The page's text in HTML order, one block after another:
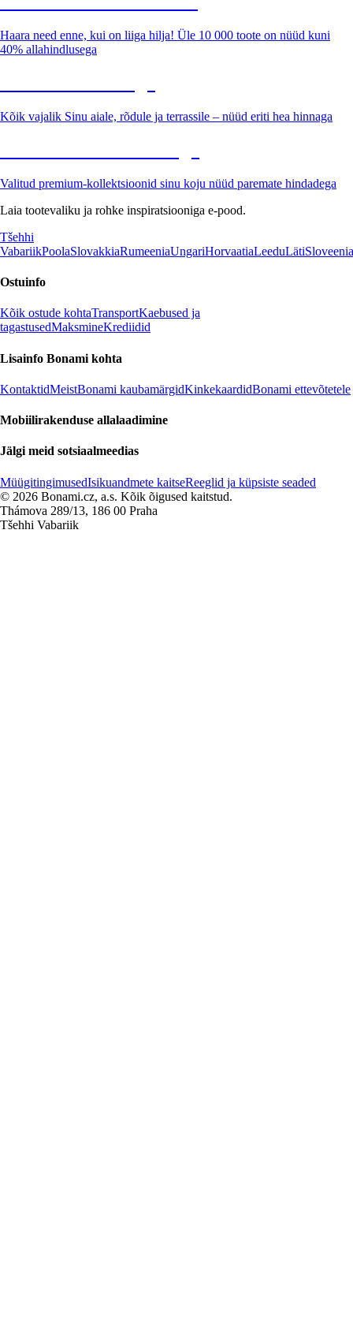
Haara need enne, kui on liiga hilja! Üle 10 000 toote on nüüd kuni
40% allahindlusega
Kõik vajalik Sinu aiale, rõdule ja terrassile – nüüd eriti hea hinnaga
Valitud premium-kollektsioonid sinu koju nüüd paremate hindadega
Laia tootevaliku ja rohke inspiratsiooniga e-pood.
Tšehhi
VabariikPoolaSlovakkiaRumeeniaUngariHorvaatiaLeeduLätiSloveenia
Ostuinfo
Kõik ostude kohtaTransportKaebused ja
tagastusedMaksmineKrediidid
Lisainfo Bonami kohta
KontaktidMeistBonami kaubamärgidKinkekaardidBonami ettevõtetele
Mobiilirakenduse allalaadimine
Jälgi meid sotsiaalmeedias
MüügitingimusedIsikuandmete kaitseReeglid ja küpsiste seaded
© 2026 Bonami.cz, a.s. Kõik õigused kaitstud.
Thámova 289/13, 186 00 Praha
Tšehhi Vabariik